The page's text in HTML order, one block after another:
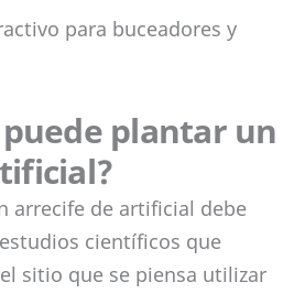
para buceadores y
puede plantar un
arrecife de artificial debe
científicos que
sitio que se piensa utilizar